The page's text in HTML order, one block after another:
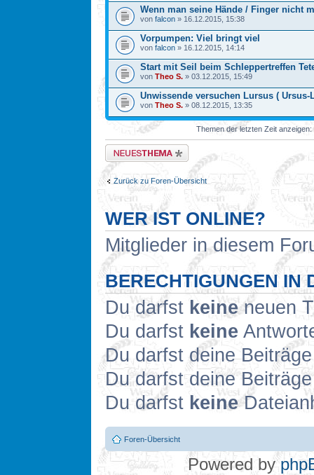
Wenn man seine Hände / Finger nicht
von falcon » 16.12.2015, 15:38
Vorpumpen: Viel bringt viel
von falcon » 16.12.2015, 14:14
Start mit Seil beim Schleppertreffen
von Theo S. » 03.12.2015, 15:49
Unwissende versuchen Lursus ( Ursus-
von Theo S. » 08.12.2015, 13:35
Themen der letzten Zeit anzeigen:
Neues Thema erstellen
Zurück zu Foren-Übersicht
WER IST ONLINE?
Mitglieder in diesem
BERECHTIGUNGEN IN
Du darfst keineneuen
Du darfst keine
Du darfst deine
Du darfst deine
Du darfst keine
Foren-Übersicht
Powered by